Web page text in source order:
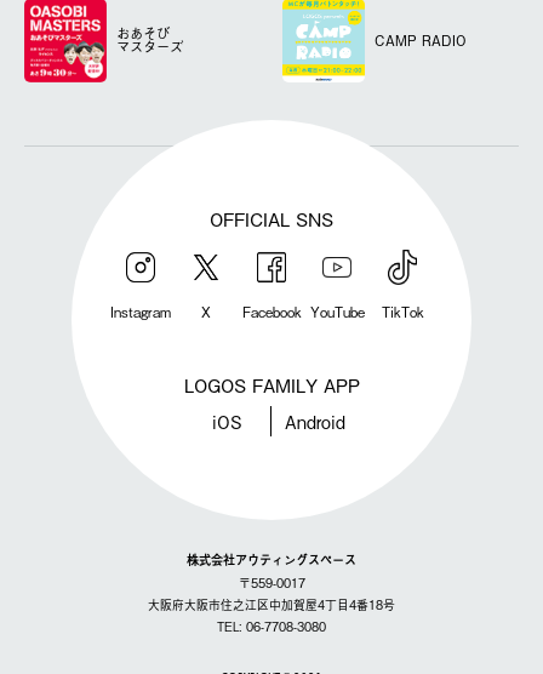
おあそび
マスターズ CAMP RADIO
OFFICIAL SNS
Instagram X Facebook YouTube TikTok
LOGOS FAMILY APP
iOS Android
株式会社アウティングスペース
〒559-0017
大阪府大阪市住之江区中加賀屋4丁目4番18号
TEL: 06-7708-3080